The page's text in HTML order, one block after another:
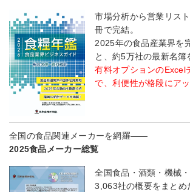
市場分析から営業リス
冊で完結。
2025年の食品産業界を
と、約5万社の最新名簿
有料オプションのExcel
で、利便性が格段にアッ
全国の食品関連メーカーを網羅――
2025食品メーカー総覧
全国食品・酒類・機械
3,063社の概要をまとめ